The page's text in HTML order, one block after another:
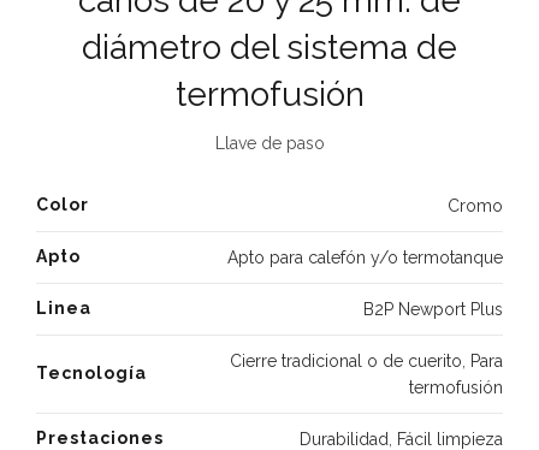
diámetro del sistema de
termofusión
Llave de paso
Color Cromo
Apto Apto para calefón y/o termotanque
Linea B2P Newport Plus
Tecnología
Cierre tradicional o de cuerito
Para
termofusión
Prestaciones Durabilidad Fácil limpieza